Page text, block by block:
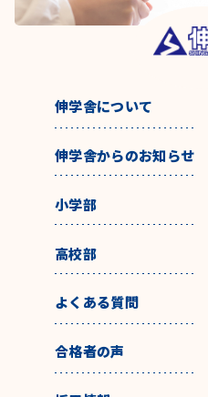
伸学舎について
伸学舎からのお知らせ
小学部
高校部
よくある質問
合格者の声